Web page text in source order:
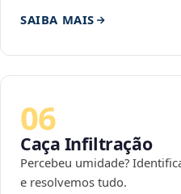
SAIBA MAIS
06
Caça Infiltração
Percebeu umidade?
e resolvemos tudo.